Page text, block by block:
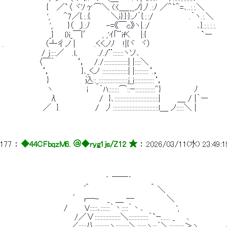
{　 ／`〈 ヾｿγ⌒＼ (:(＿___ノ}丿.:ﾉ ／＾`＾=､..:.:.＼
',　　 ＾7／{.:.:{.　　 　＼ｉ}:}:}:ノ´{.:.:/　　　　　　 .｀ヽ.:.＼
',.　　 }（　,}.:ﾉ　 　 -=《￣c》ヽ|.:/　　　　　　　　 ､}.:.:.:.:.
_}　　l)i_￣{′　　, ,'ｲ｢¨ifく 　 |:{　　　　　 　 　 　 `ー
.　　　　 　 　 （┴彳ノ |　　 　.くくノﾉ　 !|{ヾ　ヾ）
/ j::::／ 　.l、　　　././¨:::::::ヽソ､
〈￣´　　 　 ‘，　 /./::::::::::::::::| |::::＼
‘，　　　　　 }､_くノ :::::::::::::::::| |:::::::::‘.，
}　　　　　　 込::_:::::::::::::::::::j_j:::::::::::::‘，
ヽ　　　　　　i　　｀ﾊ:::::::⌒::ｰ:::::::::::::"}　　　　 　 ﾉ
λ　　　　　　　 /　}､:::::::::::::::::::::::::::::|　　　＿ / |｀ー
／　}. 　 　 　 　 /　丿::::::::::::::::::::::::::::::l＿ ノ:::::＼ |
177 ： ◆44CFbqzM6. ＠◆ryg1js/Z12 ★ ： 2026/03/11(水)
´　　 　 　 　 　 　 　 　 ＼
´　 r─-　 _　＿ ─　 　 　 　 ＼
/　　　V:::::､::::::｀丶::::｀丶､　 　 　 　 ',
/／∨:::::::::::::::::＼:::::::::::::｀`ｰ...... _　　､